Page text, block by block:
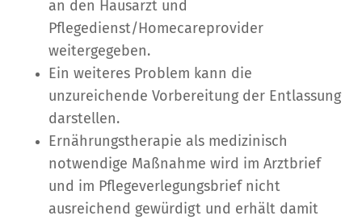
an den Hausarzt und
Pflegedienst/Homecareprovider
weitergegeben.
Ein weiteres Problem kann die
unzureichende Vorbereitung der Entlassung
darstellen.
Ernährungstherapie als medizinisch
notwendige Maßnahme wird im Arztbrief
und im Pflegeverlegungsbrief nicht
ausreichend gewürdigt und erhält damit